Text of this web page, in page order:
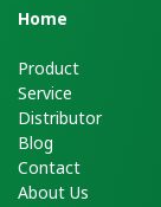
Home
Product
Service
Distributor
Blog
Contact
About Us